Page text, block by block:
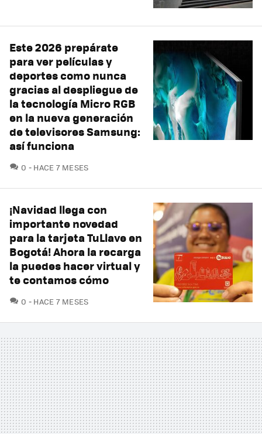
Este 2026 prepárate
para ver películas y
deportes como nunca
gracias al despliegue de
la tecnología Micro RGB
en la nueva generación
de televisores Samsung:
así funciona
0 COMENTARIOS
HACE 7 MESES
¡Navidad llega con
importante novedad
para la tarjeta TuLlave en
Bogotá! Ahora la recarga
la puedes hacer virtual y
te contamos cómo
0 COMENTARIOS
HACE 7 MESES